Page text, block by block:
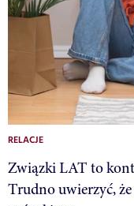
RELACJE
Związki LAT to
Trudno uwierzyć,